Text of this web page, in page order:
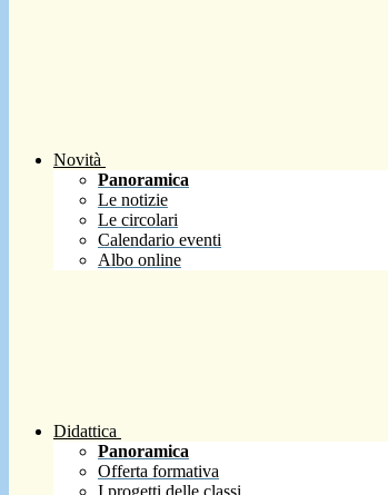
Novità
Panoramica
Le notizie
Le circolari
Calendario eventi
Albo online
Didattica
Panoramica
Offerta formativa